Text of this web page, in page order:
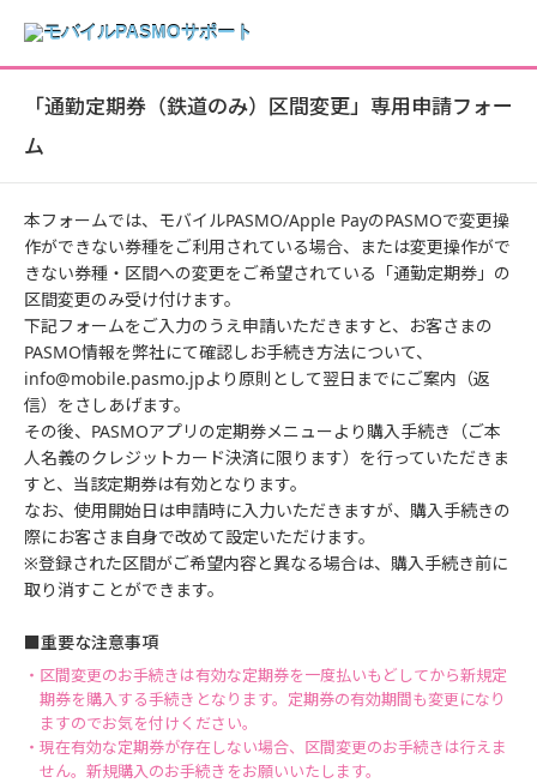
「通勤定期券（鉄道のみ）区間変更」専用申請フォー
ム
本フォームでは、モバイルPASMO/Apple PayのPASMOで変更操
作ができない券種をご利用されている場合、または変更操作がで
きない券種・区間への変更をご希望されている「通勤定期券」の
区間変更のみ受け付けます。
下記フォームをご入力のうえ申請いただきますと、お客さまの
PASMO情報を弊社にて確認しお手続き方法について、
info@mobile.pasmo.jpより原則として翌日までにご案内（返
信）をさしあげます。
その後、PASMOアプリの定期券メニューより購入手続き（ご本
人名義のクレジットカード決済に限ります）を行っていただきま
すと、当該定期券は有効となります。
なお、使用開始日は申請時に入力いただきますが、購入手続きの
際にお客さま自身で改めて設定いただけます。
※登録された区間がご希望内容と異なる場合は、購入手続き前に
取り消すことができます。
■重要な注意事項
・区間変更のお手続きは有効な定期券を一度払いもどしてから新規定
期券を購入する手続きとなります。定期券の有効期間も変更になり
ますのでお気を付けください。
・現在有効な定期券が存在しない場合、区間変更のお手続きは行えま
せん。新規購入のお手続きをお願いいたします。